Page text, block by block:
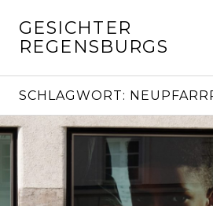
zum
Inhalt
GESICHTER
REGENSBURGS
SCHLAGWORT: